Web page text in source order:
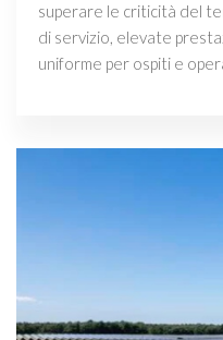
superare le criticità del
di servizio, elevate
uniforme per ospiti e